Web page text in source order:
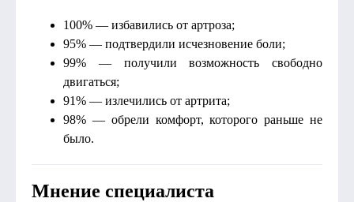
100% — избавились от артроза;
95% — подтвердили исчезновение боли;
99% — получили возможность свободно
двигаться;
91% — излечились от артрита;
98% — обрели комфорт, которого раньше не
было.
Мнение специалиста